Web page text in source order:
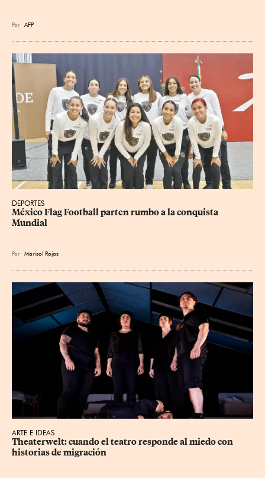
Por AFP
DEPORTES
México Flag Football parten rumbo a la conquista
Mundial
Por Marisol Rojas
ARTE E IDEAS
Theaterwelt: cuando el teatro responde al miedo con
historias de migración